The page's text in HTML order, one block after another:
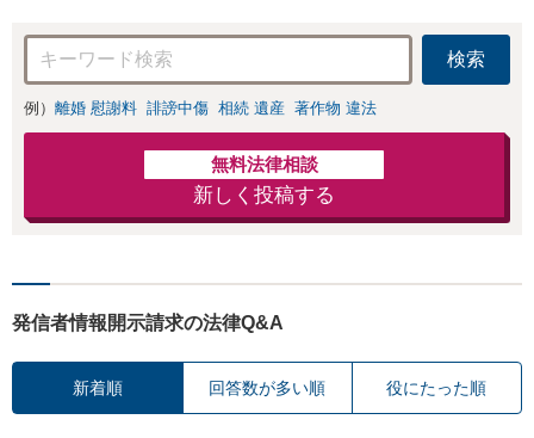
応可：開示請求の
意見照会が来たと
きの対処法、被害
者との示談交渉
検索
例） 離婚 慰謝料 誹謗中傷 相続 遺産 著作物 違法
無料法律相談
新しく投稿する
発信者情報開示請求の法律Q&A
新着順 回答数が多い順 役にたった順